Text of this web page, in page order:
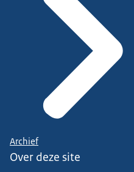
Archief
Over deze site